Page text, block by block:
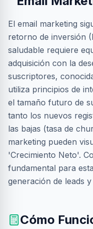
El email marketing
retorno de inversión
saludable requiere
adquisición con la
suscriptores,
utiliza principios de
el tamaño futuro de
tanto los nuevos
las bajas (tasa de
marketing pueden
'Crecimiento Neto'.
fundamental para
generación de leads
Cómo